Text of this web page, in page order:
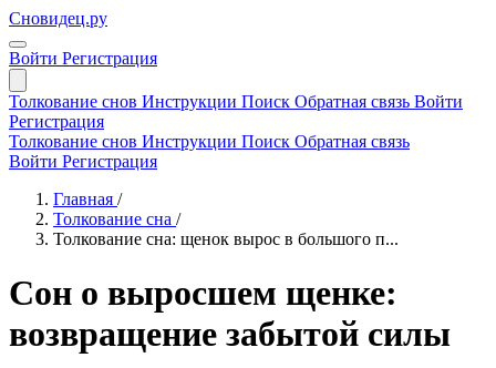
Сновидец.ру
Войти Регистрация
Толкование снов Инструкции Поиск Обратная связь Войти
Регистрация
Толкование снов Инструкции Поиск Обратная связь
Войти Регистрация
Главная /
Толкование сна /
Толкование сна: щенок вырос в большого п...
Сон о выросшем щенке:
возвращение забытой силы